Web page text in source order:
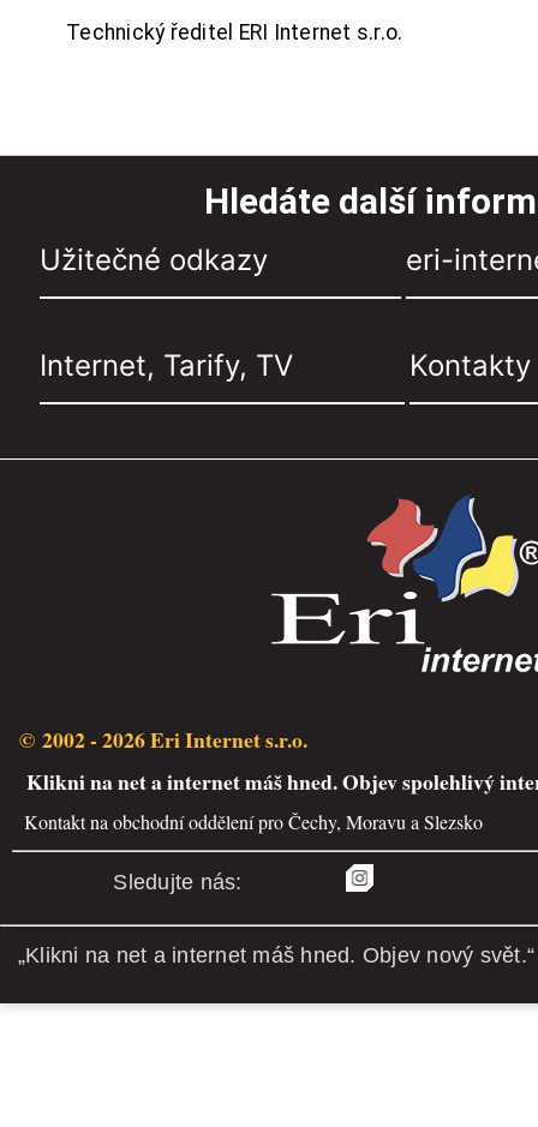
Technický ředitel ERI Internet s.r.o.
Hledáte další
Užitečné odkazy eri-
Internet, Tarify, TV Kontakty
© 2002 - 2026 Eri Internet s.r.o.
Klikni na net a internet máš hned. Objev spolehlivý
Kontakt na obchodní oddělení pro Čechy, Moravu a Slezsko
Sledujte nás:
„Klikni na net a internet máš hned. Objev nový svět.“